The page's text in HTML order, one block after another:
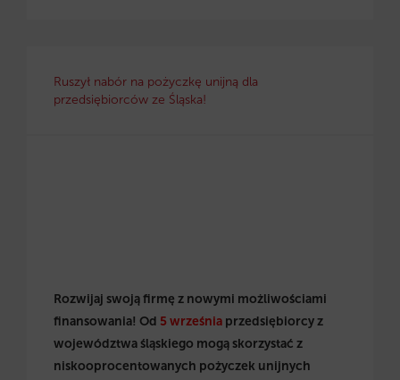
Ruszył nabór na pożyczkę unijną dla
przedsiębiorców ze Śląska!
Rozwijaj swoją firmę z nowymi możliwościami
finansowania! Od 5 września przedsiębiorcy z
województwa śląskiego mogą skorzystać z
niskooprocentowanych pożyczek unijnych